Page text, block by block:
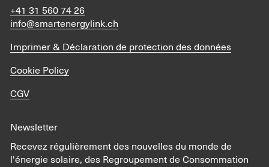
+41 31 560 74 26
info@smartenergylink.ch
Imprimer & Déclaration de protection des données
Cookie Policy
CGV
Newsletter
Recevez régulièrement des nouvelles du monde de
l'énergie solaire, des Regroupement de Consommation